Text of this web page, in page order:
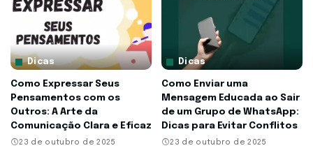
Dicas
Como Expressar Seus
Pensamentos com os
Outros: A Arte da
Comunicação Clara e Eficaz
23 de outubro de 2025
Dicas
Como Enviar uma
Mensagem Educada ao Sair
de um Grupo de WhatsApp:
Dicas para Evitar Conflitos
23 de outubro de 2025